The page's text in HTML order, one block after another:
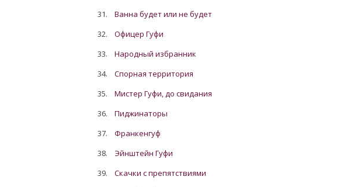
31.
Ванна будет или не будет
32.
Офицер Гуфи
33.
Народный избранник
34.
Спорная территория
35.
Мистер Гуфи, до свидания
36.
Пиджинаторы
37.
Франкенгуф
38.
Эйнштейн Гуфи
39.
Скачки с препятствиями